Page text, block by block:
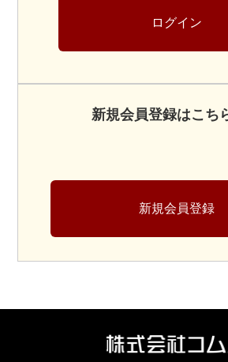
ログイン
新規会員登録はこち
新規会員登録